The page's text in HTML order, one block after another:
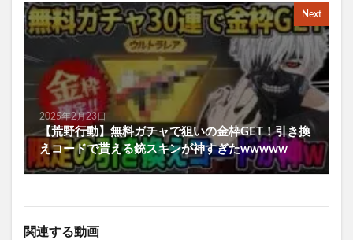
Next
2025年2月23日
【荒野行動】無料ガチャで狙いの金枠GET！引き換
えコードで貰える銃スキンが神すぎたwwwww
関連する動画